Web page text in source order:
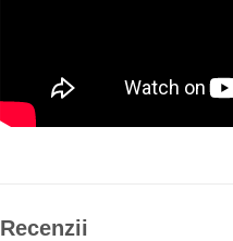
Recenzii